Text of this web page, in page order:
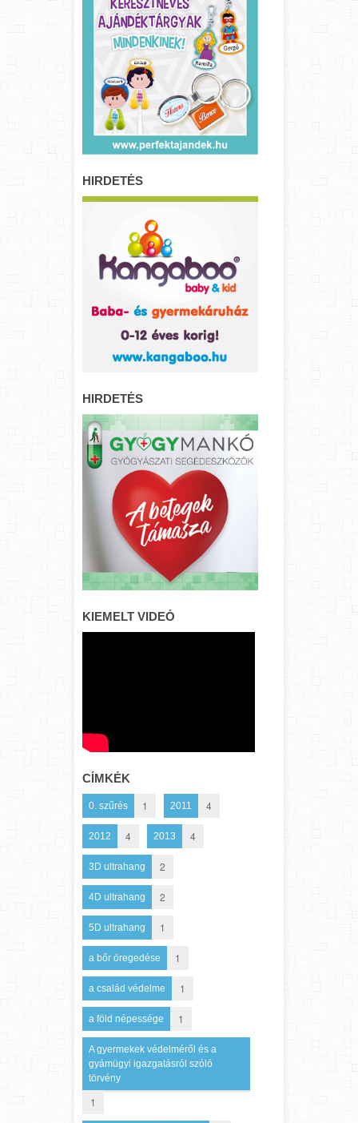
HIRDETÉS
HIRDETÉS
KIEMELT VIDEÓ
CÍMKÉK
0. szűrés 1 2011 4
2012 4 2013 4
3D ultrahang 2
4D ultrahang 2
5D ultrahang 1
a bőr öregedése 1
a család védelme 1
a föld népessége 1
A gyermekek védelméről és a
gyámügyi igazgatásról szóló
törvény
1